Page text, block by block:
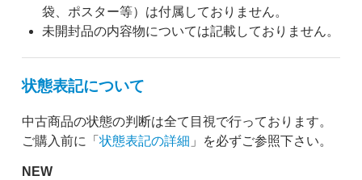
袋、ポスター等）は付属しておりません。
未開封品の内容物については記載しておりません。
状態表記について
中古商品の状態の判断は全て目視で行っております。
ご購入前に「 状態表記の詳細 」を必ずご参照下さい。
NEW